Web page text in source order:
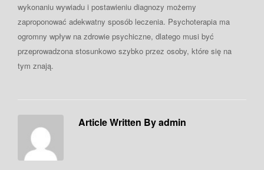
wykonaniu wywiadu i postawieniu diagnozy możemy
zaproponować adekwatny sposób leczenia. Psychoterapia ma
ogromny wpływ na zdrowie psychiczne, dlatego musi być
przeprowadzona stosunkowo szybko przez osoby, które się na
tym znają.
Article Written By admin